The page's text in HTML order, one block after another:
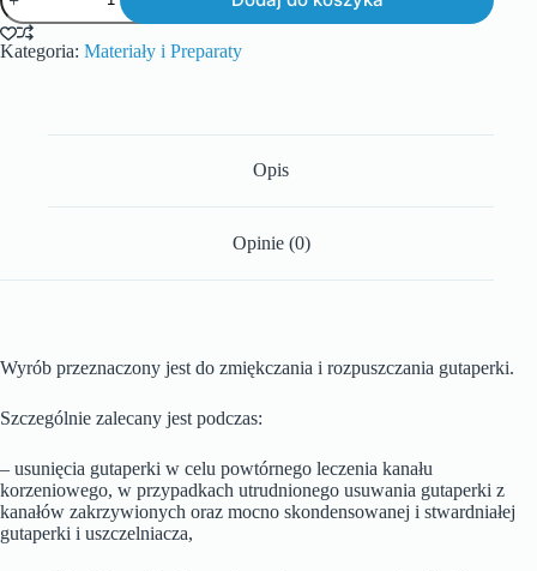
Kategoria: Materiały i Preparaty
Opis
Opinie (0)
Wyrób przeznaczony jest do zmiękczania i rozpuszczania gutaperki.
Szczególnie zalecany jest podczas:
– usunięcia gutaperki w celu powtórnego leczenia kanału
korzeniowego, w przypadkach utrudnionego usuwania gutaperki z
kanałów zakrzywionych oraz mocno skondensowanej i stwardniałej
gutaperki i uszczelniacza,